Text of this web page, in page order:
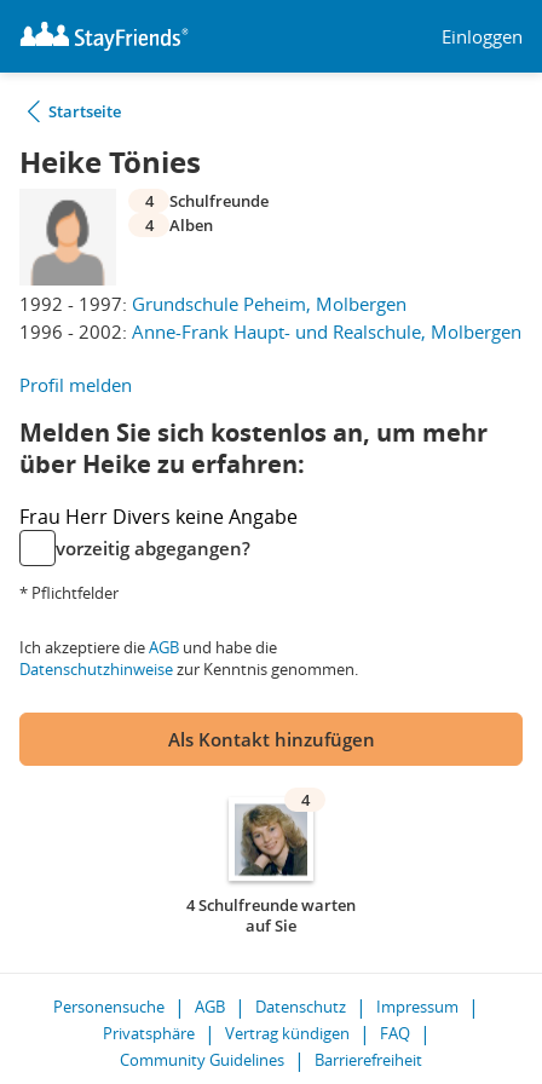
Einloggen
Startseite
Heike Tönies
1992 - 1997: Grundschule Peheim, Molbergen
1996 - 2002: Anne-Frank Haupt- und Realschule, Molbergen
4
Schulfreunde
4
Alben
Profil melden
Melden Sie sich kostenlos an, um mehr
über Heike zu erfahren:
Frau Herr Divers keine Angabe
vorzeitig abgegangen?
* Pflichtfelder
Ich akzeptiere dieAGB und habe die
Datenschutzhinweisezur Kenntnis genommen.
Als Kontakt hinzufügen
4
4 Schulfreunde warten
auf Sie
Personensuche AGB Datenschutz
Impressum
Privatsphäre
Vertrag kündigen
FAQ
Community Guidelines
Barrierefreiheit